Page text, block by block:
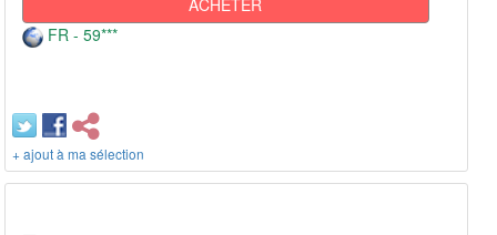
FR - 59***
+ ajout à ma sélection